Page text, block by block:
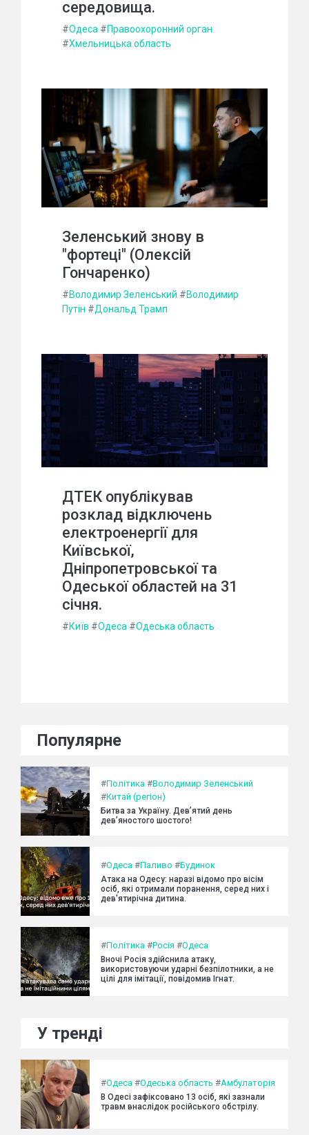
середовища.
#Одеса #Правоохоронний орган
#Хмельницька область
Зеленський знову в
"фортеці" (Олексій
Гончаренко)
#Володимир Зеленський #Володимир
Путін #Дональд Трамп
ДТЕК опублікував
розклад відключень
електроенергії для
Київської,
Дніпропетровської та
Одеської областей на 31
січня.
#Київ #Одеса #Одеська область
Популярне
#Політика #Володимир Зеленський
#Китай (регіон)
Битва за Україну. Дев’ятий день
дев’яностого шостого!
#Одеса #Паливо #Будинок
Атака на Одесу: наразі відомо про вісім
осіб, які отримали поранення, серед них і
дев'ятирічна дитина.
#Політика #Росія #Одеса
Вночі Росія здійснила атаку,
використовуючи ударні безпілотники, а не
цілі для імітації, повідомив Ігнат.
У тренді
#Одеса #Одеська область #Амбулаторія
В Одесі зафіксовано 13 осіб, які зазнали
травм внаслідок російського обстрілу.